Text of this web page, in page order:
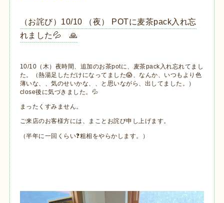
（お詫び）10/10 （夜） POTに麦茶pack入れ忘
れました💦 🙏
10/10（木）夜時間、追加のお茶potに、麦茶pack入れ忘れてまし
た。（熱湯足しただけになってました😱、なんか、いつもより色
薄いな、、気のせいかな、、と思いながら、出してました。）
close後に気づきました。💦
まったくすみません。
ご来店のお客様方には、まことお詫び申し上げます。
（半年に一回くらい❓粗相をやらかします。）